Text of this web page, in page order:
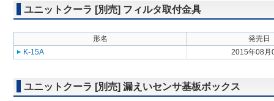
ユニットクーラ [別売] フィルタ取付金具
形名
発売日
K-15A
2015年08月
ユニットクーラ [別売] 漏えいセンサ基板ボックス